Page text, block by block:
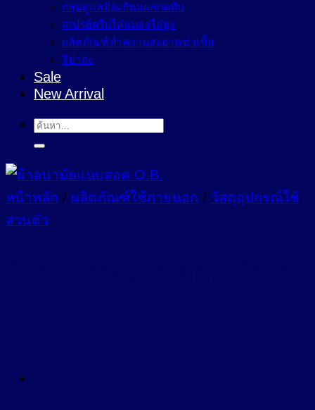
กลุ่มดูแลป้องกันแผลกดทับ
สเปรย์ครีมไล่แมลงไล่ยุง
ผลิตภัณฑ์ทำความสะอาดฆ่าเชื้อ
จิปาถะ
Sale
New Arrival
ค้นหา:
หน้าหลัก / ผลิตภัณฑ์ใช้ภายนอก / วัสดุอุปกรณ์ใช้
ส่วนตัว